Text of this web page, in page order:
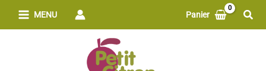
MENU Panier